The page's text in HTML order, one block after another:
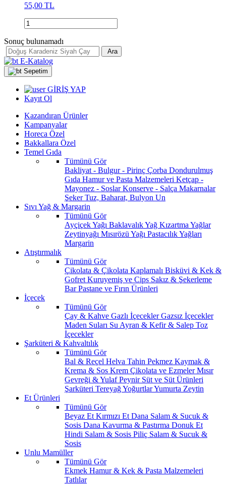
55,00 TL
Sonuç bulunamadı
Ara
E-Katalog
Sepetim
GİRİŞ YAP
Kayıt Ol
Kazandıran Ürünler
Kampanyalar
Horeca Özel
Bakkallara Özel
Temel Gıda
Tümünü Gör
Bakliyat - Bulgur - Pirinç Çorba Dondurulmuş
Gıda Hamur ve Pasta Malzemeleri Ketçap -
Mayonez - SoslarKonserve - Salça Makarnalar
ŞekerTuz, Baharat, Bulyon Un
Sıvı Yağ & Margarin
Tümünü Gör
Ayçiçek Yağı Baklavalık Yağ Kızartma Yağlar
Zeytinyağı Mısırözü Yağı Pastacılık Yağları
Margarin
Atıştırmalık
Tümünü Gör
Çikolata & Çikolata Kaplamalı Bisküvi & Kek &
Gofret Kuruyemiş ve Cips Sakız & Şekerleme
BarPastane ve Fırın Ürünleri
İçecek
Tümünü Gör
Çay & Kahve Gazlı İçeceklerGazsız İçecekler
Maden Suları Su Ayran & Kefir & Salep Toz
İçecekler
Şarküteri & Kahvaltılık
Tümünü Gör
Bal & Reçel Helva Tahin Pekmez Kaymak &
Krema & Sos Krem Çikolata ve EzmelerMısır
Gevreği & YulafPeynir Süt ve Süt Ürünleri
Şarküteri TereyağYoğurtlarYumurta Zeytin
Et Ürünleri
Tümünü Gör
Beyaz Et Kırmızı Et Dana Salam & Sucuk &
Sosis Dana Kavurma & Pastırma Donuk Et
Hindi Salam & Sosis Piliç Salam & Sucuk &
Sosis
Unlu Mamüller
Tümünü Gör
Ekmek Hamur & Kek & Pasta Malzemeleri
Tatlılar